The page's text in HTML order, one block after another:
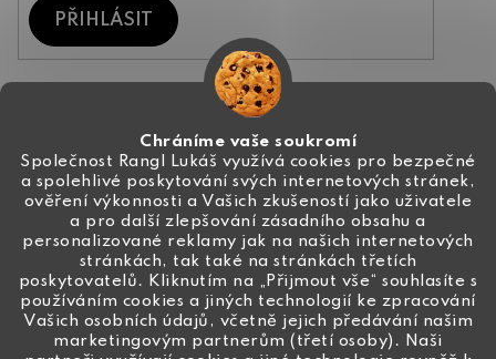
Chráníme vaše soukromí
Společnost Rangl Lukáš využívá cookies pro bezpečné
a spolehlivé poskytování svých internetových stránek,
ověření výkonnosti a Vašich zkušeností jako uživatele
a pro další zlepšování zásadního obsahu a
personalizované reklamy jak na našich internetových
stránkách, tak také na stránkách třetích
poskytovatelů. Kliknutím na „Přijmout vše“ souhlasíte s
používáním cookies a jiných technologií ke zpracování
Vašich osobních údajů, včetně jejich předávání našim
marketingovým partnerům (třetí osoby). Naši
PŘIHLÁSIT
info@ceske-koralky.cz
+420 774 444 191